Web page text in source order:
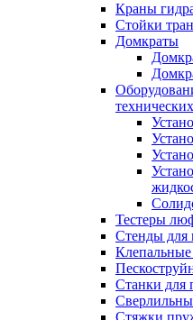
Краны
Стойки
Домкраты
Тестеры
Стенды для
Клепальные
Станки для
Стяжки